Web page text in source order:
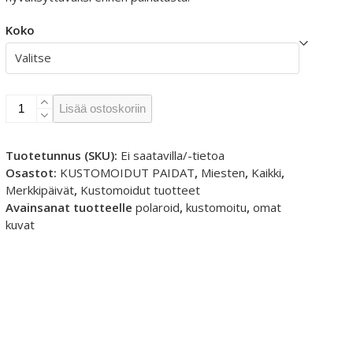
Koko
Polaroid
-
Valueweigth
T-
paita
määrä
Lisää ostoskoriin
Tuotetunnus (SKU): Ei saatavilla/-tietoa
Osastot: KUSTOMOIDUT PAIDAT, Miesten, Kaikki,
Merkkipäivät, Kustomoidut tuotteet
Avainsanat tuotteellepolaroid,kustomoitu,omat
kuvat